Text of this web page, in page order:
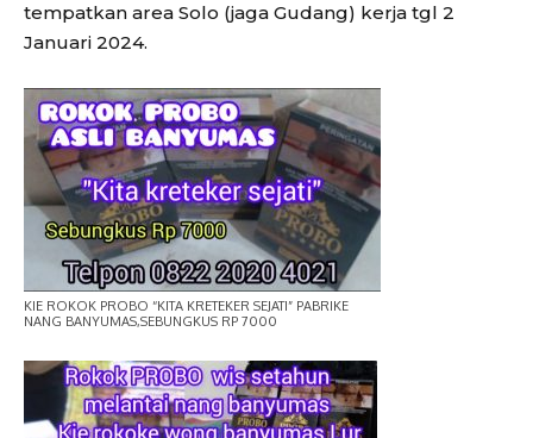
tempatkan area Solo (jaga Gudang) kerja tgl 2
Januari 2024.
KIE ROKOK PROBO “KITA KRETEKER SEJATI” PABRIKE
NANG BANYUMAS,SEBUNGKUS RP 7000